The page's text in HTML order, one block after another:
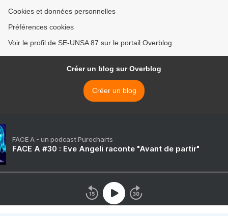
Cookies et données personnelles
Préférences cookies
Voir le profil de SE-UNSA 87 sur le portail Overblog
Créer un blog sur Overblog
Créer un blog
FACE A - un podcast Purecharts
FACE A #30 : Eve Angeli raconte "Avant de partir"